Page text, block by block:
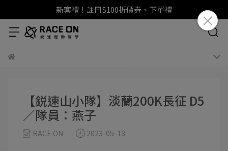
新客禮！註冊$100折價券、下單禮
【鋭速山小隊】淡蘭200K長征 D5
／隊員：燕子
RACE ON 2023-05-13